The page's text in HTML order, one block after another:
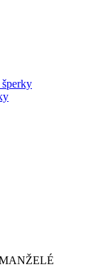
šperky